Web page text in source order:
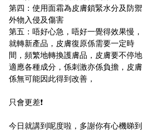
第四：使用面霜為皮膚鎖緊水分及防禦
外物入侵及傷害
第五：唔好心急，唔好一覺得效果慢，
就轉新產品，皮膚復原係需要一定時
間，頻繁地轉換護膚品，皮膚要不停地
適應各種成分，係刺激亦係負擔，皮膚
係無可能因此得到改善，
只會更差❗️
今日就講到呢度啦，多謝你有心機睇到